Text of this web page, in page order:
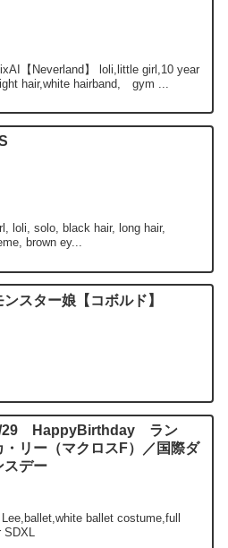
【Neverland】 loli,little girl,10 year
hair,white hairband, gym ...
loli, solo, black hair, long hair,
brown ey...
ンスター娘【コボルド】
29 HappyBirthday ラン
・リー（マクロスF）／国際ダ
スデー
ballet costume,full